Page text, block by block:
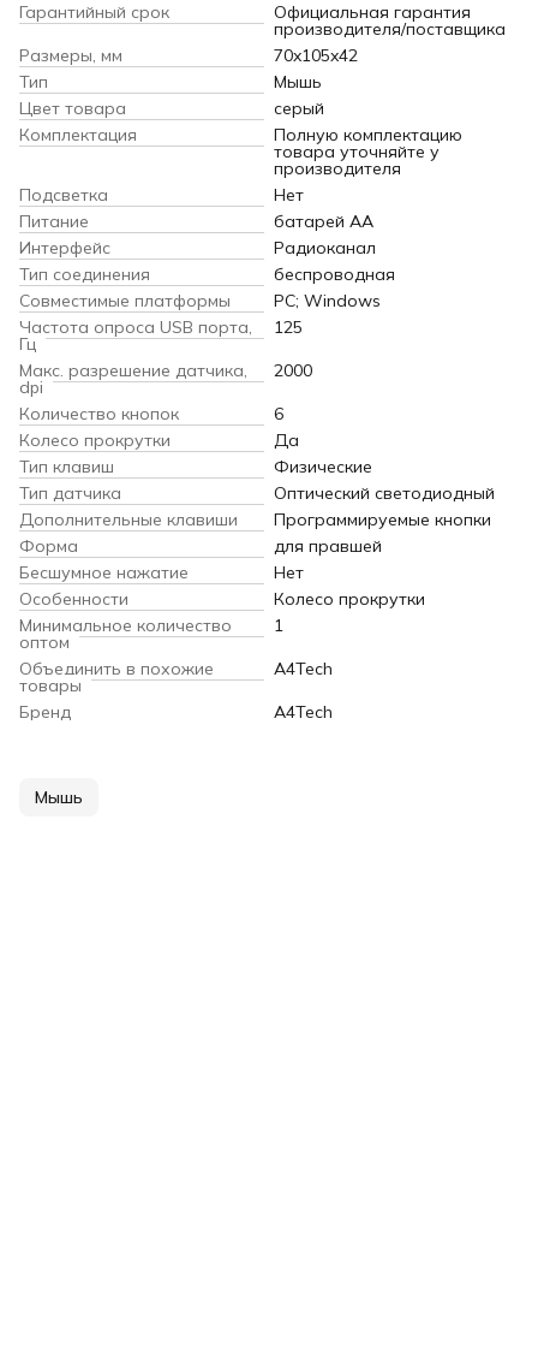
Гарантийный срок
Официальная гарантия
производителя/поставщика
Размеры, мм
70x105x42
Тип
Мышь
Цвет товара
серый
Комплектация
Полную комплектацию
товара уточняйте у
производителя
Подсветка
Нет
Питание
батарей AA
Интерфейс
Радиоканал
Тип соединения
беспроводная
Совместимые платформы
PC; Windows
Частота опроса USB порта,
Гц
125
Макс. разрешение датчика,
dpi
2000
Количество кнопок
6
Колесо прокрутки
Да
Тип клавиш
Физические
Тип датчика
Оптический светодиодный
Дополнительные клавиши
Программируемые кнопки
Форма
для правшей
Бесшумное нажатие
Нет
Особенности
Колесо прокрутки
Минимальное количество
оптом
1
Объединить в похожие
товары
A4Tech
Бренд
A4Tech
Мышь